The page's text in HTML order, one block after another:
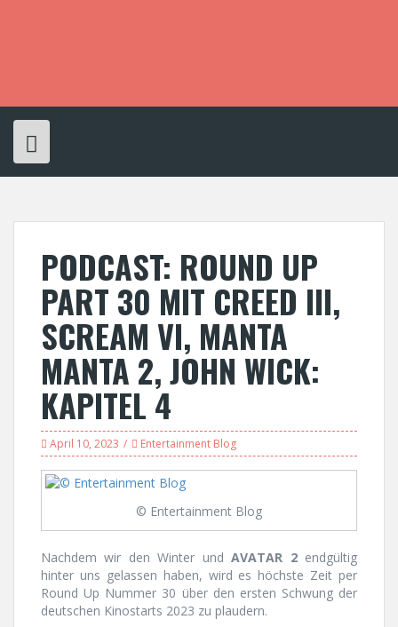
PODCAST: ROUND UP
PART 30 MIT CREED III,
SCREAM VI, MANTA
MANTA 2, JOHN WICK:
KAPITEL 4
April 10, 2023 Entertainment Blog
© Entertainment Blog
Nachdem wir den Winter undAVATAR 2endgültig
hinter uns gelassen haben, wird es höchste Zeit per
Round Up Nummer 30 über den ersten Schwung der
deutschen Kinostarts 2023 zu plaudern.